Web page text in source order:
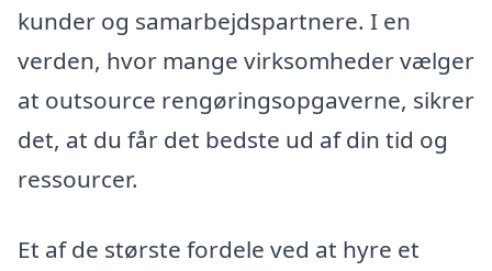
kunder og samarbejdspartnere. I en
verden, hvor mange virksomheder vælger
at outsource rengøringsopgaverne, sikrer
det, at du får det bedste ud af din tid og
ressourcer.
Et af de største fordele ved at hyre et